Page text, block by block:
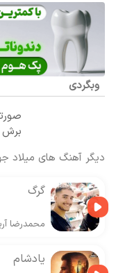
وبگردی
برش
دیگر آهنگ های میلاد
گرگ
محمدرضا
یادشام